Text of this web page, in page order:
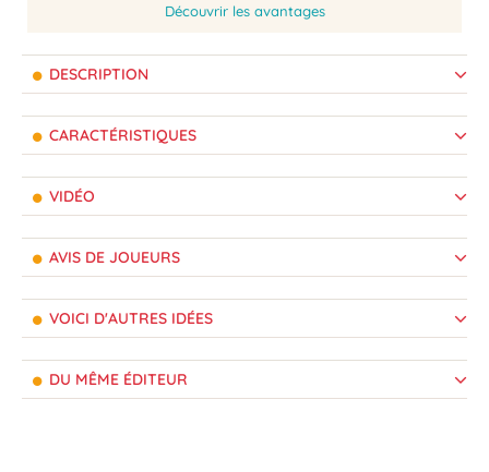
Découvrir les avantages
DESCRIPTION
CARACTÉRISTIQUES
VIDÉO
AVIS DE JOUEURS
VOICI D'AUTRES IDÉES
DU MÊME ÉDITEUR